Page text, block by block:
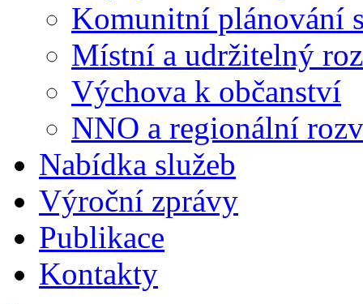
Komunitní plánování
Místní a udržitelný
Výchova k občanství
NNO a regionální
Nabídka služeb
Výroční zprávy
Publikace
Kontakty